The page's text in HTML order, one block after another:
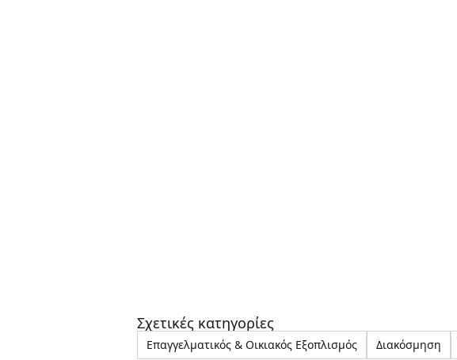
Σχετικές κατηγορίες
Επαγγελματικός & Οικιακός Εξοπλισμός Διακόσμηση